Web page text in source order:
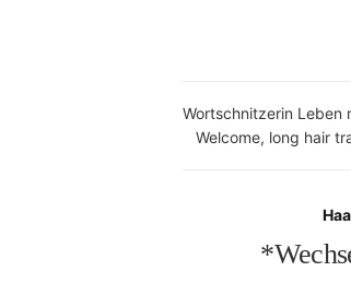
Wortschnitzerin Leben
Welcome, long hair